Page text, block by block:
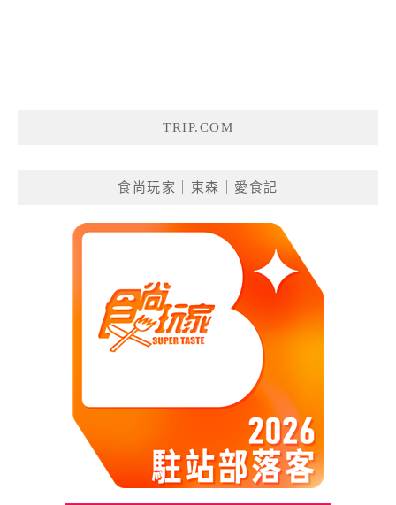
TRIP.COM
食尚玩家｜東森｜愛食記